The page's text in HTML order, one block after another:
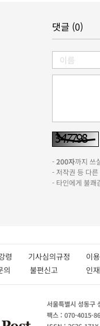
댓글 (0)
-200자까지 쓰
- 저작권 등 다
- 타인에게 불쾌
강령 기사심의규정 이
의 불편신고 인
서울특별시 성동구
팩스 : 070-4015-